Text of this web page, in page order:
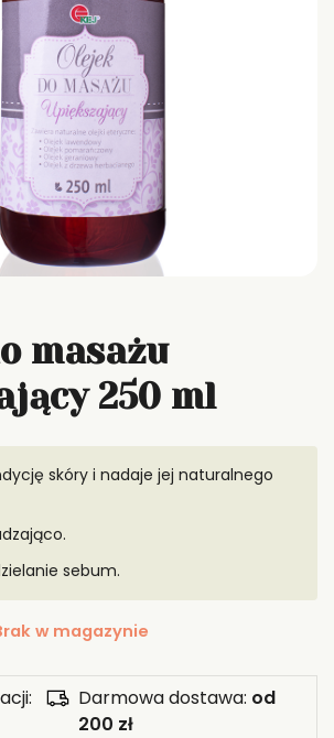
masażu
250 ml
skóry i nadaje jej naturalnego
sebum.
w magazynie
Darmowa dostawa: od
200 zł